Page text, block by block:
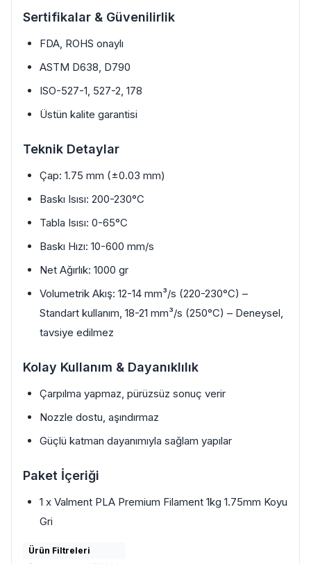
Sertifikalar & Güvenilirlik
FDA, ROHS onaylı
ASTM D638, D790
ISO-527-1, 527-2, 178
Üstün kalite garantisi
Teknik Detaylar
Çap: 1.75 mm (±0.03 mm)
Baskı Isısı: 200-230°C
Tabla Isısı: 0-65°C
Baskı Hızı: 10-600 mm/s
Net Ağırlık: 1000 gr
Volumetrik Akış: 12-14 mm³/s (220-230°C) –
Standart kullanım, 18-21 mm³/s (250°C) – Deneysel,
tavsiye edilmez
Kolay Kullanım & Dayanıklılık
Çarpılma yapmaz, pürüzsüz sonuç verir
Nozzle dostu, aşındırmaz
Güçlü katman dayanımıyla sağlam yapılar
Paket İçeriği
1 x Valment PLA Premium Filament 1kg 1.75mm Koyu
Gri
Ürün Filtreleri